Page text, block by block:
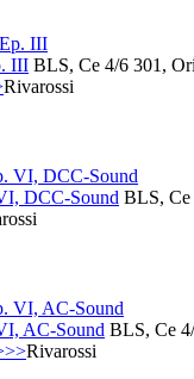
III BLS, Ce 4/6 301,
Rivarossi
DCC-Sound BLS, Ce
AC-Sound BLS, Ce
Rivarossi